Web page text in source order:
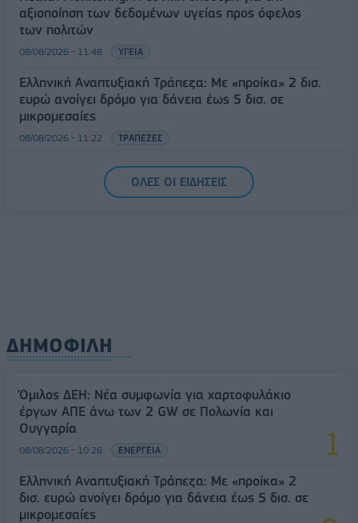
αξιοποίηση των δεδομένων υγείας προς όφελος
των πολιτών
08/08/2026 - 11:48 ΥΓΕΙΑ
Ελληνική Αναπτυξιακή Τράπεζα: Με «προίκα» 2 δισ.
ευρώ ανοίγει δρόμο για δάνεια έως 5 δισ. σε
μικρομεσαίες
08/08/2026 - 11:22 ΤΡΑΠΕΖΕΣ
5G παντού, 6G στον ορίζοντα: Πού βρίσκεται η
Ελλάδα στη μεγάλη τεχνολογική μετάβαση
ΟΛΕΣ ΟΙ ΕΙΔΗΣΕΙΣ
ΔΗΜΟΦΙΛΗ
Όμιλος ΔΕΗ: Νέα συμφωνία για χαρτοφυλάκιο
έργων ΑΠΕ άνω των 2 GW σε Πολωνία και
Ουγγαρία
08/08/2026 - 10:26 ΕΝΕΡΓΕΙΑ
Ελληνική Αναπτυξιακή Τράπεζα: Με «προίκα» 2
δισ. ευρώ ανοίγει δρόμο για δάνεια έως 5 δισ. σε
μικρομεσαίες